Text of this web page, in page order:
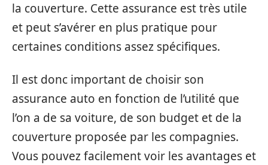
la couverture. Cette assurance est très utile
et peut s’avérer en plus pratique pour
certaines conditions assez spécifiques.
Il est donc important de choisir son
assurance auto en fonction de l’utilité que
l’on a de sa voiture, de son budget et de la
couverture proposée par les compagnies.
Vous pouvez facilement voir les avantages et